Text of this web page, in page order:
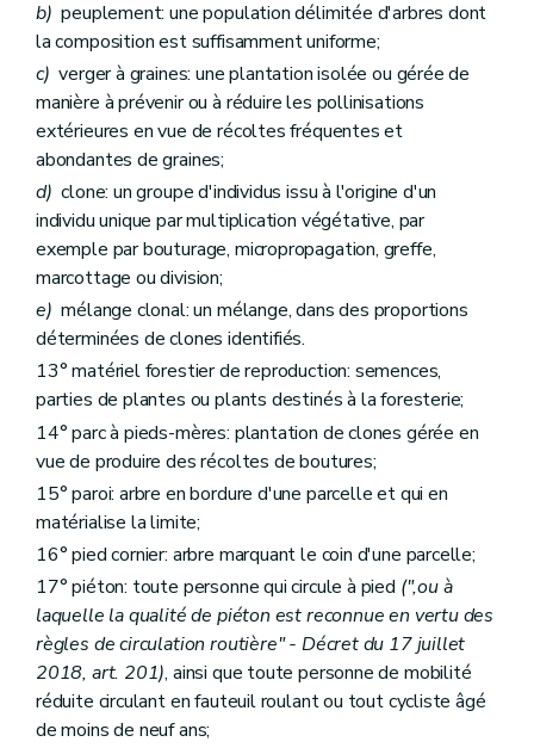
b) peuplement: une population délimitée d'arbres dont
la composition est suffisamment uniforme;
c) verger à graines: une plantation isolée ou gérée de
manière à prévenir ou à réduire les pollinisations
extérieures en vue de récoltes fréquentes et
abondantes de graines;
d) clone: un groupe d'individus issu à l'origine d'un
individu unique par multiplication végétative, par
exemple par bouturage, micropropagation, greffe,
marcottage ou division;
e) mélange clonal: un mélange, dans des proportions
déterminées de clones identifiés.
13° matériel forestier de reproduction: semences,
parties de plantes ou plants destinés à la foresterie;
14° parc à pieds-mères: plantation de clones gérée en
vue de produire des récoltes de boutures;
15° paroi: arbre en bordure d'une parcelle et qui en
matérialise la limite;
16° pied cornier: arbre marquant le coin d'une parcelle;
17° piéton: toute personne qui circule à pied (",ou à
laquelle la qualité de piéton est reconnue en vertu des
règles de circulation routière" - Décret du 17 juillet
2018, art. 201), ainsi que toute personne de mobilité
réduite circulant en fauteuil roulant ou tout cycliste âgé
de moins de neuf ans;